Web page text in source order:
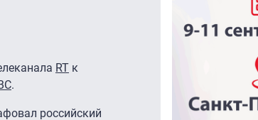
RT к
.
российский